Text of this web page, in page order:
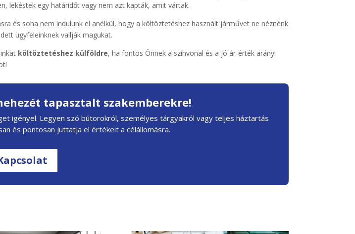
lekéstek egy határidőt vagy nem azt kapták, amit vártak.
és soha nem indulunk el anélkül, hogy a költöztetéshez használt járművet ne néznénk
ügyfeleinknek vallják magukat.
költöztetéshez külföldre, ha fontos Önnek a színvonal és a jó ár-érték arány!
tapasztalt szakemberekre!
igényel. Legyen szó bútorokról, személyes tárgyakról vagy teljes háztartás
és pontosan juttatja el értékeit a célállomásra.